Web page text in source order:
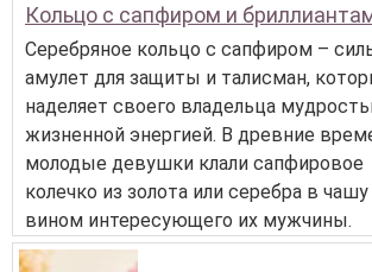
Кольцо с сапфиром и
Серебряное кольцо с сапфиром –
амулет для защиты и талисман,
наделяет своего владельца
жизненной энергией. В древние
молодые девушки клали сапфировое
колечко из золота или серебра в чашу
вином интересующего их мужчины.